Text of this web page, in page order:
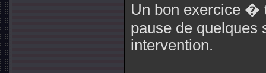
Un bon exercice �
pause de quelques
intervention.